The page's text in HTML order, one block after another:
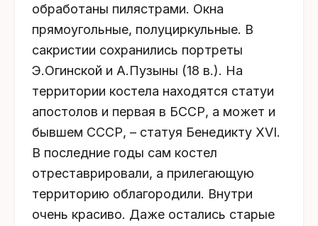
обработаны пилястрами. Окна
прямоугольные, полуциркульные. В
сакристии сохранились портреты
Э.Огинской и А.Пузыны (18 в.). На
территории костела находятся статуи
апостолов и первая в БССР, а может и
бывшем СССР, – статуя Бенедикту XVI.
В последние годы сам костел
отреставрировали, а прилегающую
территорию облагородили. Внутри
очень красиво. Даже остались старые